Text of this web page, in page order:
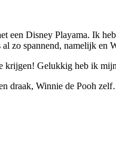
een Disney Playama. Ik
zo spannend, namelijk en
krijgen! Gelukkig heb ik
draak, Winnie de Pooh